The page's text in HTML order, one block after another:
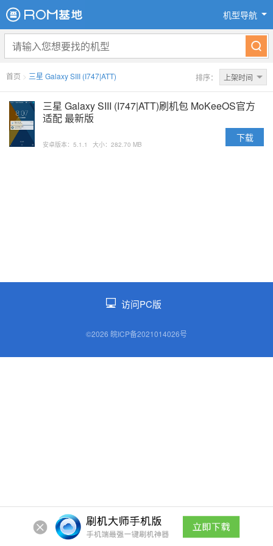
机型导航
首页 > 三星 Galaxy SIII (I747|ATT) 排序： 上架时间
三星 Galaxy SIII (I747|ATT)刷机包 MoKeeOS官方
适配 最新版
安卓版本：5.1.1 大小：282.70 MB
下载
访问PC版
©2026 皖ICP备2021014026号